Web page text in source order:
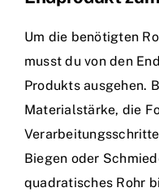
Um die benötigten
musst du von den
Produkts ausgehen.
Materialstärke, die
Biegen oder
quadratisches Rohr